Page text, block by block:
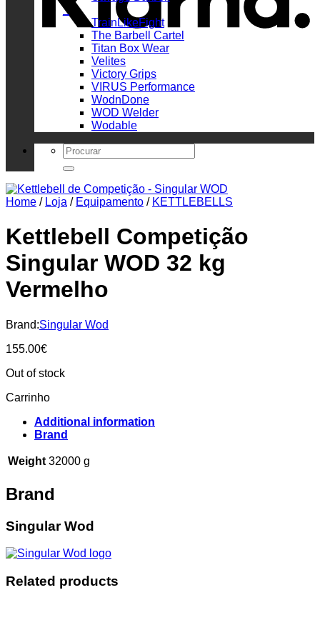
_
TrainLikeFight
The Barbell Cartel
Titan Box Wear
Velites
Victory Grips
VIRUS Performance
WodnDone
WOD Welder
Wodable
Search
for:
Home / Loja / Equipamento / KETTLEBELLS
Kettlebell Competição
Singular WOD 32 kg
Vermelho
Brand:Singular Wod
155.00€
Out of stock
Carrinho
Additional information
Brand
Weight 32000 g
Brand
Singular Wod
Related products